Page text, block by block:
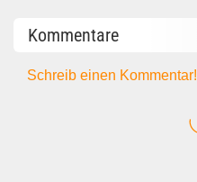
Kommentare
Schreib einen Kommentar!